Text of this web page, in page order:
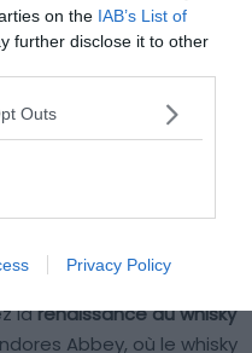
on the IAB’s List of
further disclose it to other
Outs
Privacy Policy
Shutterstock : Barmalini
larenaissance du whisky
Abbey, où le whisky